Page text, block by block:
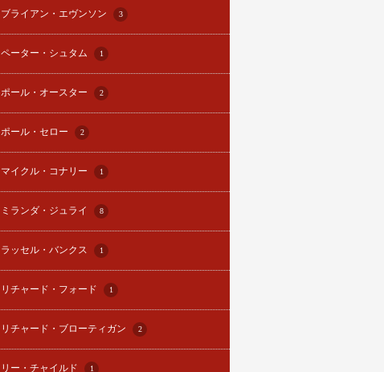
ブライアン・エヴンソン 3
ペーター・シュタム 1
ポール・オースター 2
ポール・セロー 2
マイクル・コナリー 1
ミランダ・ジュライ 8
ラッセル・バンクス 1
リチャード・フォード 1
リチャード・ブローティガン 2
リー・チャイルド 1